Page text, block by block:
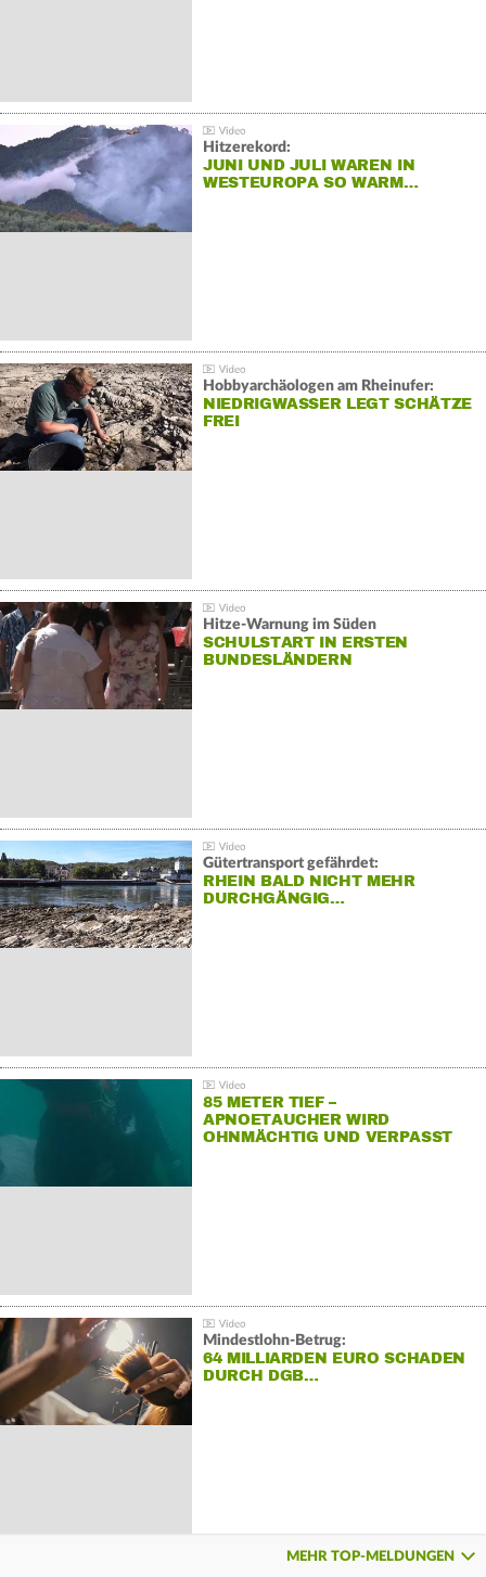
Hitzerekord:
JUNI UND JULI WAREN IN
WESTEUROPA SO WARM…
Hobbyarchäologen am Rheinufer:
NIEDRIGWASSER LEGT SCHÄTZE
FREI
Hitze-Warnung im Süden
SCHULSTART IN ERSTEN
BUNDESLÄNDERN
Gütertransport gefährdet:
RHEIN BALD NICHT MEHR
DURCHGÄNGIG…
85 METER TIEF –
APNOETAUCHER WIRD
OHNMÄCHTIG UND VERPASST
Mindestlohn-Betrug:
64 MILLIARDEN EURO SCHADEN
DURCH DGB…
MEHR TOP-MELDUNGEN